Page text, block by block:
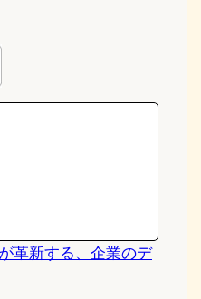
革新する、企業のデ